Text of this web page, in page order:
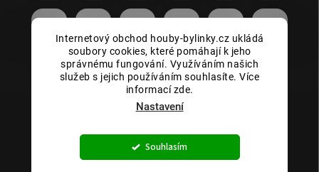
Internetový obchod houby-bylinky.cz ukládá
soubory cookies, které pomáhají k jeho
správnému fungování. Využíváním našich
služeb s jejich používáním souhlasíte. Více
informací zde.
Nastavení
Souhlasím
Vytvořil Shoptet
Copyright 2026 . Všechna práva vyhrazena.